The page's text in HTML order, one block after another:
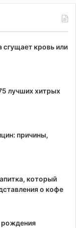
сгущает кровь или
лучших хитрых
причины,
который
о кофе
рождения